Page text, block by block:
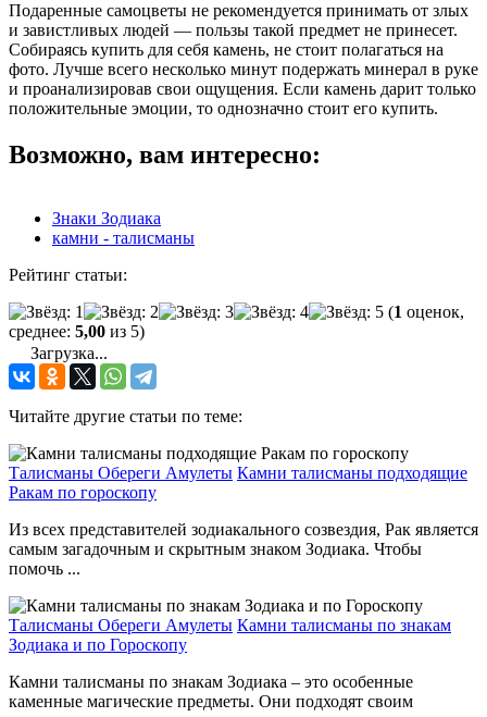
Подаренные самоцветы не рекомендуется принимать от злых
и завистливых людей — пользы такой предмет не принесет.
Собираясь купить для себя камень, не стоит полагаться на
фото. Лучше всего несколько минут подержать минерал в руке
и проанализировав свои ощущения. Если камень дарит только
положительные эмоции, то однозначно стоит его купить.
Возможно, вам интересно:
Знаки Зодиака
камни - талисманы
Рейтинг статьи:
(1 оценок,
среднее: 5,00 из 5)
Загрузка...
Читайте другие статьи по теме:
Талисманы Обереги Амулеты Камни талисманы подходящие
Ракам по гороскопу
Из всех представителей зодиакального созвездия, Рак является
самым загадочным и скрытным знаком Зодиака. Чтобы
помочь ...
Талисманы Обереги Амулеты Камни талисманы по знакам
Зодиака и по Гороскопу
Камни талисманы по знакам Зодиака – это особенные
каменные магические предметы. Они подходят своим